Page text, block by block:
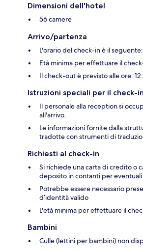
Dimensioni dell'hotel
56 camere
Arrivo/partenza
L'orario del check-in è il
Età minima per effettuare il
Il check-out è previsto alle ore:
Istruzioni speciali per il check-in
Il personale alla reception si
all'arrivo.
Le informazioni fornite dalla
tradotte con strumenti di
Richiesti al check-in
Si richiede una carta di credito o
deposito in contanti per eventuali
Potrebbe essere necessario
d’identità valido
L'età minima per effettuare il
Bambini
Culle (lettini per bambini) non